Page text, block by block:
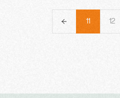
10 11 12